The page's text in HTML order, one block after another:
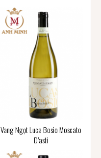
Vang Ngọt Luca Bosio Moscato
D’asti